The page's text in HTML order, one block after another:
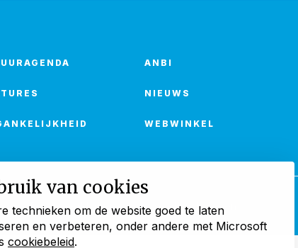
van cookies
technieken om de website goed te laten
en verbeteren, onder andere met Microsoft
cookiebeleid.
ANBI
NIEUWS
WEBWINKEL
Privacyverklaring Cookies beheren